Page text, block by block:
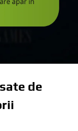
de